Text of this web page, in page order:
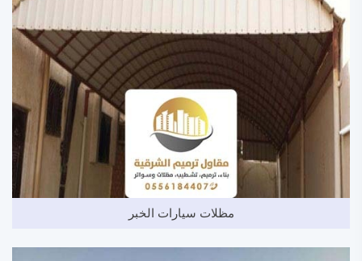
مظلات سيارات الخبر